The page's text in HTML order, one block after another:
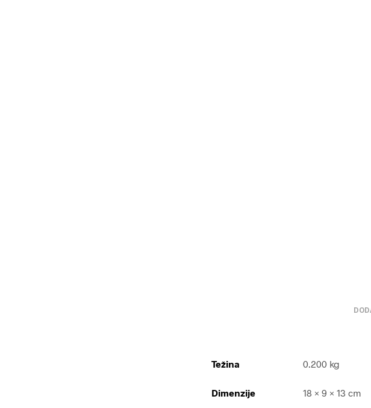
Težina 0.200 kg
Dimenzije 18 × 9 × 13 cm